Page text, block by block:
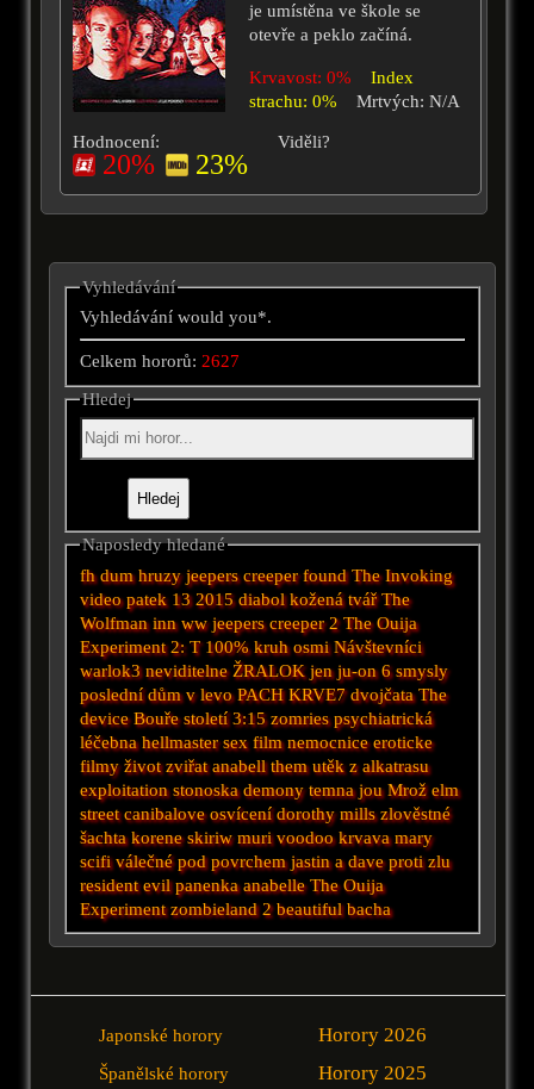
je umístěna ve škole se
otevře a peklo začíná.
Krvavost: 0%
Index
strachu: 0%
Mrtvých: N/A
Hodnocení:
20% 23%
Viděli?
Vyhledávání
Vyhledávání would you*.
Celkem hororů:2627
Hledej
Naposledy hledané
fh dum hruzy jeepers creeper found The Invoking
video patek 13 2015 diabol kožená tvář The
Wolfman inn ww jeepers creeper 2 The Ouija
Experiment 2: T 100% kruh osmi Návštevníci
warlok3 neviditelne ŽRALOK jen ju-on 6 smysly
poslední dům v levo PACH KRVE7 dvojčata The
device Bouře století 3:15 zomries psychiatrická
léčebna hellmaster sex film nemocnice eroticke
filmy život zviřat anabell them utěk z alkatrasu
exploitation stonoska demony temna jou Mrož elm
street canibalove osvícení dorothy mills zlověstné
šachta korene skiriw muri voodoo krvava mary
scifi válečné pod povrchemjastin a dave proti zlu
resident evil panenka anabelle The Ouija
Experiment zombieland 2 beautiful bacha
Japonské horory
Španělské horory
Horory 2026
Horory 2025